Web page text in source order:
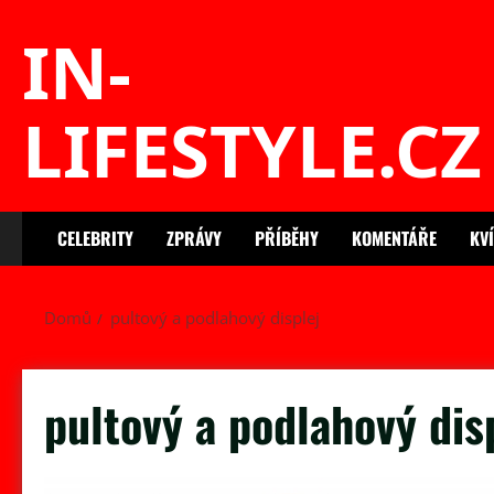
IN-
LIFESTYLE.CZ
CELEBRITY ZPRÁVY PŘÍBĚHY KOMENTÁŘE
Domů pultový a podlahový displej
pultový a podlahový